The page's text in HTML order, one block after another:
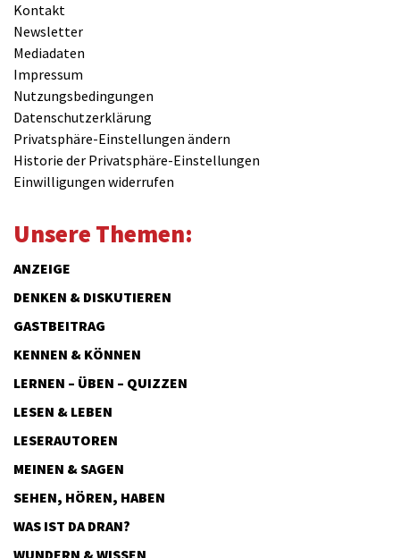
Kontakt
Newsletter
Mediadaten
Impressum
Nutzungsbedingungen
Datenschutzerklärung
Privatsphäre-Einstellungen ändern
Historie der Privatsphäre-Einstellungen
Einwilligungen widerrufen
Unsere Themen:
ANZEIGE
DENKEN & DISKUTIEREN
GASTBEITRAG
KENNEN & KÖNNEN
LERNEN – ÜBEN – QUIZZEN
LESEN & LEBEN
LESERAUTOREN
MEINEN & SAGEN
SEHEN, HÖREN, HABEN
WAS IST DA DRAN?
WUNDERN & WISSEN